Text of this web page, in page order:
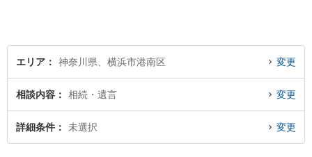
エリア 神奈川県、横浜市港南区 変更
相談内容 相続・遺言 変更
詳細条件 未選択 変更